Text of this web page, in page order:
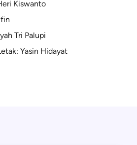
Kiswanto
Tri Palupi
Yasin Hidayat